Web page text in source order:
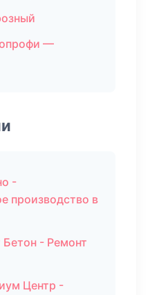
—
-
производство в
- Ремонт
Центр -